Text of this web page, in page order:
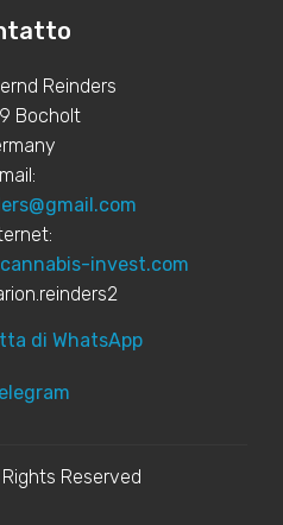
Reinders
Bocholt
mail:
invest.com
di WhatsApp
Reserved